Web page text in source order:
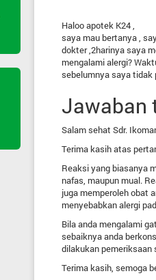
Haloo apotek K24 ,
saya mau bertanya ,
dokter ,2harinya saya
mengalami alergi?
sebelumnya saya tidak
Jawaban
Salam sehat Sdr.
Terima kasih atas
Reaksi yang biasanya
nafas, maupun mual.
juga memperoleh obat
menyebabkan alergi
Bila anda mengalami
sebaiknya anda
dilakukan pemeriksaan
Terima kasih, semoga